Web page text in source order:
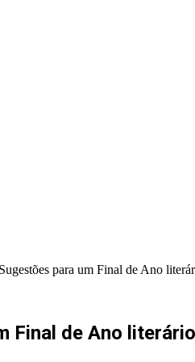
Sugestões para um Final de Ano
Final de Ano literário